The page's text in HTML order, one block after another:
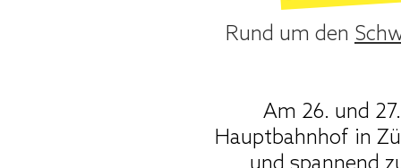
Rund um den
Am 26. und
Hauptbahnhof in
und spannend
Rund um den
Am 26. und
Hauptbahnhof in